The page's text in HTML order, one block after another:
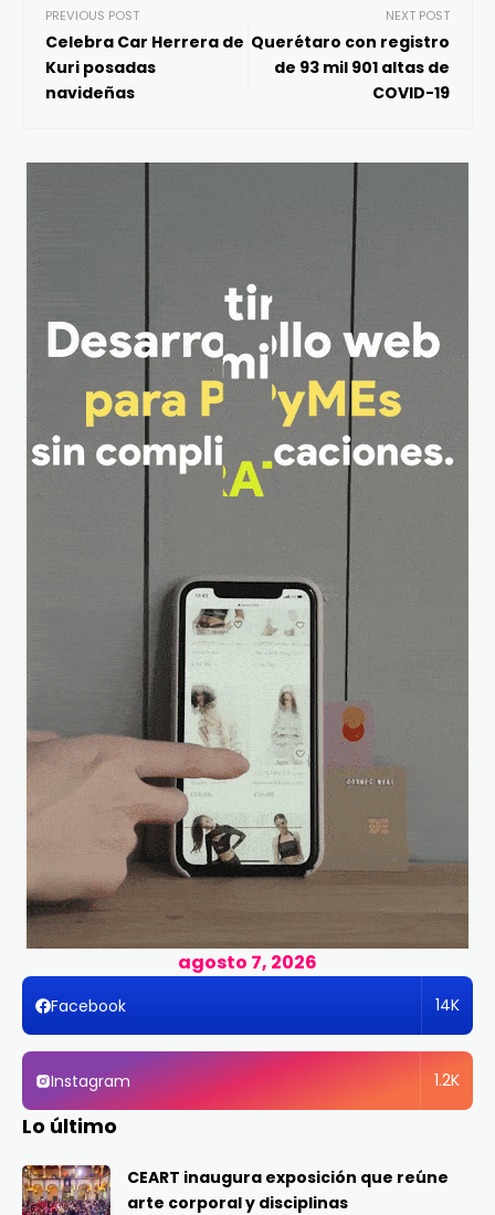
PREVIOUS POST
Celebra Car Herrera de
Kuri posadas
navideñas
NEXT POST
Querétaro con registro
de 93 mil 901 altas de
COVID-19
agosto 7, 2026
Facebook 14K
Instagram 1.2K
Lo último
CEART inaugura exposición que reúne
arte corporal y disciplinas